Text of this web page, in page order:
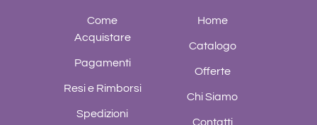
Come
Acquistare
Pagamenti
Resi e Rimborsi
Spedizioni
Home
Catalogo
Offerte
Chi Siamo
Contatti